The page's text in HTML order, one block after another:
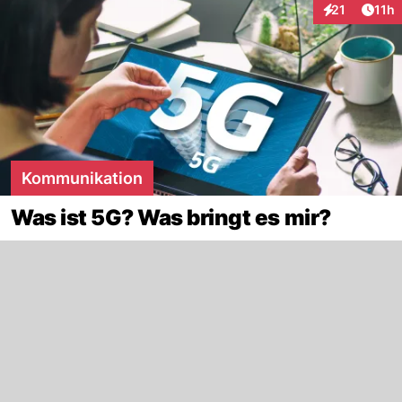
21
Interaktionen
11h
Kommunikation
Was ist 5G? Was bringt es mir?